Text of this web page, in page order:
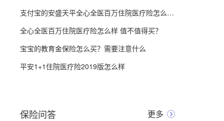
支付宝的安盛天平全心全医百万住院医疗险怎么样 有什么特点？
全心全医百万住院医疗险怎么样 值不值得买？
宝宝的教育金保险怎么买？需要注意什么
平安1+1住院医疗险2019版怎么样
保险问答 更多